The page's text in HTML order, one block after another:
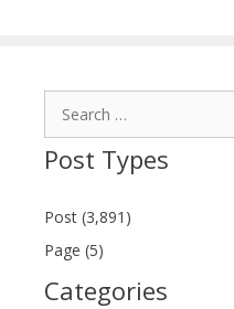
Post Types
Post (3,891)
Page (5)
Categories